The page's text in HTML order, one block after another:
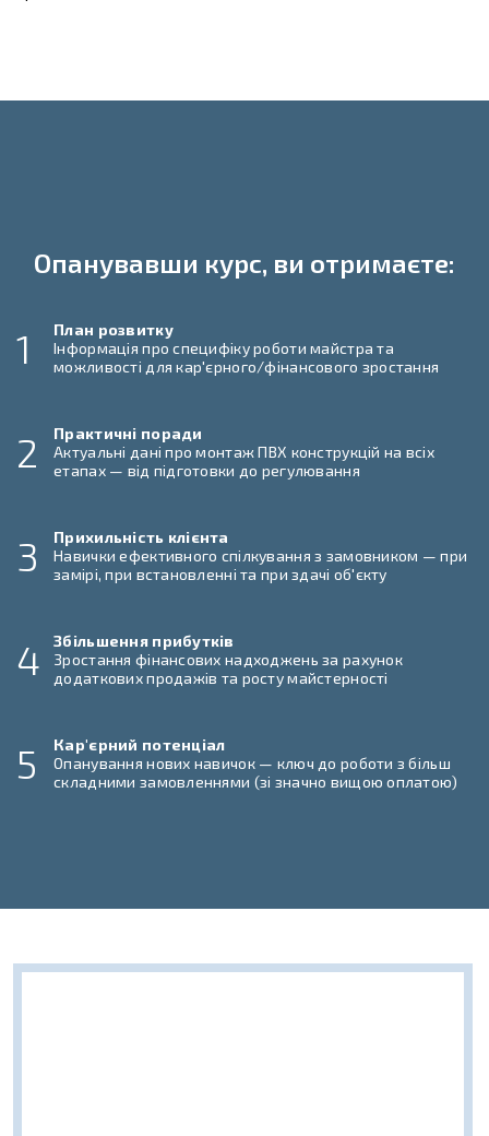
Опанувавши курс, ви отримаєте:
1
План розвитку
Інформація про специфіку роботи майстра та
можливості для кар'єрного/фінансового зростання
2
Практичні поради
Актуальні дані про монтаж ПВХ конструкцій на всіх
етапах — від підготовки до регулювання
3
Прихильність клієнта
Навички ефективного спілкування з замовником — при
замірі, при встановленні та при здачі об'єкту
4
Збільшення прибутків
Зростання фінансових надходжень за рахунок
додаткових продажів та росту майстерності
5
Кар'єрний потенціал
Опанування нових навичок — ключ до роботи з більш
складними замовленнями (зі значно вищою оплатою)